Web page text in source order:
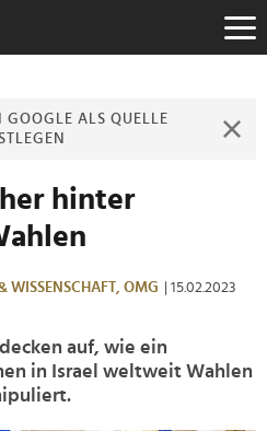
GOOGLE ALS QUELLE
hinter
WISSENSCHAFT, OMG | 15.02.2023
auf, wie ein
in Israel weltweit Wahlen